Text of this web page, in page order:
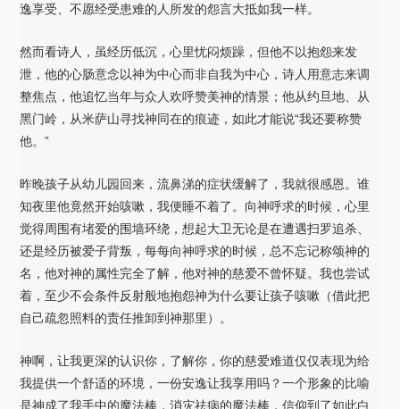
逸享受、不愿经受患难的人所发的怨言大抵如我一样。
然而看诗人，虽经历低沉，心里忧闷烦躁，但他不以抱怨来发
泄，他的心肠意念以神为中心而非自我为中心，诗人用意志来调
整焦点，他追忆当年与众人欢呼赞美神的情景；他从约旦地、从
黑门岭，从米萨山寻找神同在的痕迹，如此才能说“我还要称赞
他。”
昨晚孩子从幼儿园回来，流鼻涕的症状缓解了，我就很感恩。谁
知夜里他竟然开始咳嗽，我便睡不着了。向神呼求的时候，心里
觉得周围有堵爱的围墙环绕，想起大卫无论是在遭遇扫罗追杀、
还是经历被爱子背叛，每每向神呼求的时候，总不忘记称颂神的
名，他对神的属性完全了解，他对神的慈爱不曾怀疑。我也尝试
着，至少不会条件反射般地抱怨神为什么要让孩子咳嗽（借此把
自己疏忽照料的责任推卸到神那里）。
神啊，让我更深的认识你，了解你，你的慈爱难道仅仅表现为给
我提供一个舒适的环境，一份安逸让我享用吗？一个形象的比喻
是神成了我手中的魔法棒，消灾祛病的魔法棒，信仰到了如此白